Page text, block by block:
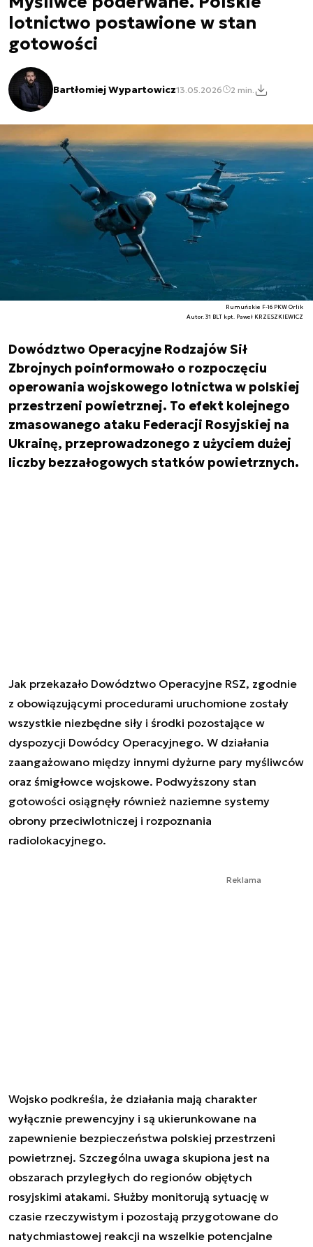
lotnictwo postawione w stan
gotowości
Bartłomiej Wypartowicz13.05.2026 2 min.
Rumuńskie F-16 PKW Orlik
Autor. 31 BLT kpt. Paweł KRZESZKIEWICZ
Dowództwo Operacyjne Rodzajów Sił
Zbrojnych poinformowało o rozpoczęciu
operowania wojskowego lotnictwa w polskiej
przestrzeni powietrznej. To efekt kolejnego
zmasowanego ataku Federacji Rosyjskiej na
Ukrainę, przeprowadzonego z użyciem dużej
liczby bezzałogowych statków powietrznych.
Jak przekazało Dowództwo Operacyjne RSZ, zgodnie
z obowiązującymi procedurami uruchomione zostały
wszystkie niezbędne siły i środki pozostające w
dyspozycji Dowódcy Operacyjnego. W działania
zaangażowano między innymi dyżurne pary myśliwców
oraz śmigłowce wojskowe. Podwyższony stan
gotowości osiągnęły również naziemne systemy
obrony przeciwlotniczej i rozpoznania
radiolokacyjnego.
Reklama
Wojsko podkreśla, że działania mają charakter
wyłącznie prewencyjny i są ukierunkowane na
zapewnienie bezpieczeństwa polskiej przestrzeni
powietrznej. Szczególna uwaga skupiona jest na
obszarach przyległych do regionów objętych
rosyjskimi atakami. Służby monitorują sytuację w
czasie rzeczywistym i pozostają przygotowane do
natychmiastowej reakcji na wszelkie potencjalne